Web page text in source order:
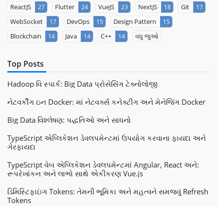
ReactJS 27 Flutter 24 VueJS 23 NextJS 18 Git 17
WebSocket 17 DevOps 15 Design Pattern 15
Blockchain 14 Java 14 C++ 14 વધુ જુઓ
Top Posts
Hadoop વિ સ્પાર્ક: Big Data પ્રોસેસિંગ ટેક્નોલોજી
નેટવર્કીંગ ઇન Docker: માં નેટવર્ક્સ કનેક્ટીંગ અને મેનેજિંગ Docker
Big Data વિશ્લેષણ: પદ્ધતિઓ અને સાધનો
TypeScript એપ્લિકેશન ડેવલપમેન્ટમાં ઉપયોગ કરવાના ફાયદા અને
ગેરફાયદા
TypeScript વેબ એપ્લિકેશન ડેવલપમેન્ટમાં Angular, React અને:
રૂપરેખાંકન અને લાભો સાથે એકીકરણ Vue.js
ડિમિસ્ટિફાઇંગ Tokens: તેમની ભૂમિકા અને મહત્વને સમજવું Refresh
Tokens